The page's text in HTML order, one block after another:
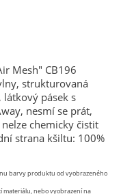
Mesh" CB196
strukturovaná
pásek s
nesmí se prát,
chemicky čistit
strana kšiltu: 100%
barvy produktu od vyobrazeného
materiálu, nebo vyobrazení na